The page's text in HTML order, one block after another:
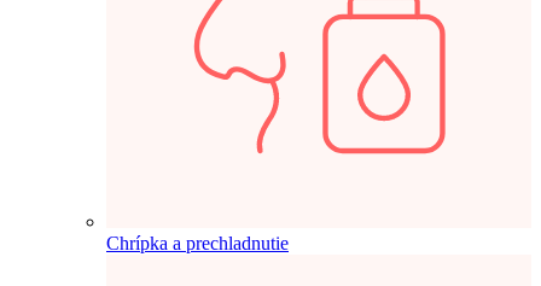
Chrípka a prechladnutie